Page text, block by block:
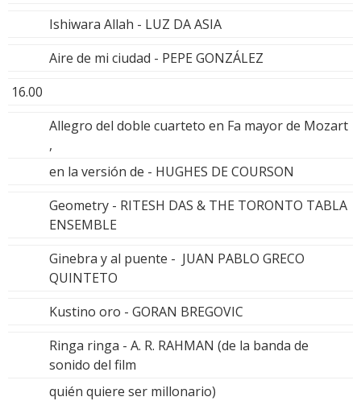
Ishiwara Allah - LUZ DA ASIA
Aire de mi ciudad - PEPE GONZÁLEZ
16.00
Allegro del doble cuarteto en Fa mayor de Mozart
,
en la versión de - HUGHES DE COURSON
Geometry - RITESH DAS & THE TORONTO TABLA
ENSEMBLE
Ginebra y al puente - JUAN PABLO GRECO
QUINTETO
Kustino oro - GORAN BREGOVIC
Ringa ringa - A. R. RAHMAN (de la banda de
sonido del film
quién quiere ser millonario)